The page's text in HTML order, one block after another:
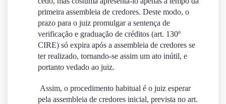
primeira assembleia de credores. Deste modo, o
prazo para o juiz promulgar a sentença de
verificação e graduação de créditos (art. 130º
CIRE) só expira após a assembleia de credores se
ter realizado, tornando-se assim um ato inútil, e
portanto vedado ao juiz.
Assim, o procedimento habitual é o juiz esperar
pela assembleia de credores inicial, prevista no art.